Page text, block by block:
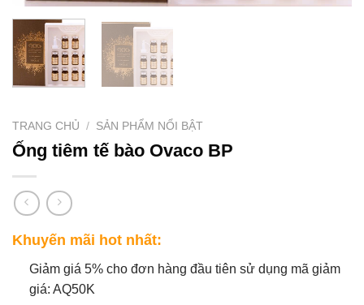
TRANG CHỦ / SẢN PHẨM NỔI BẬT
Ống tiêm tế bào Ovaco BP
Khuyến mãi hot nhất:
Giảm giá 5% cho đơn hàng đầu tiên sử dụng mã giảm
giá: AQ50K